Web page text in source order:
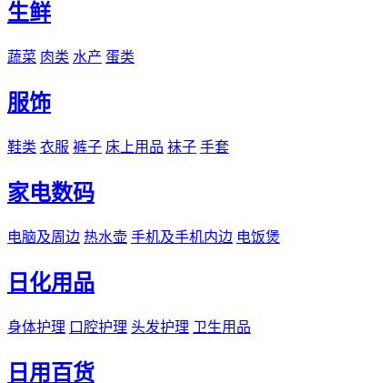
生鲜
蔬菜 肉类 水产 蛋类
服饰
鞋类 衣服 裤子 床上用品 袜子 手套
家电数码
电脑及周边 热水壶 手机及手机内边 电饭煲
日化用品
身体护理 口腔护理 头发护理 卫生用品
日用百货